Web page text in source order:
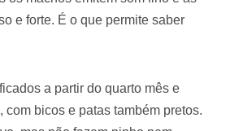
e forte. É o que permite saber
a partir do quarto mês e
com bicos e patas também pretos.